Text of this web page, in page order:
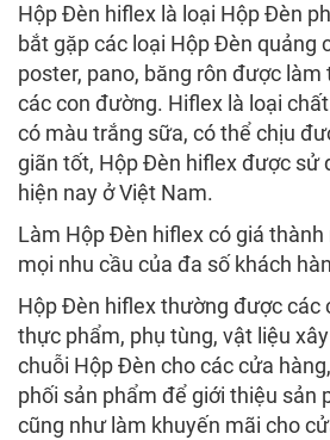
Hộp Đèn hiflex là loại Hộp Đèn
bắt gặp các loại Hộp Đèn quảng
poster, pano, băng rôn được
các con đường. Hiflex là loại
có màu trắng sữa, có thể chịu
giãn tốt, Hộp Đèn hiflex được sử
hiện nay ở Việt Nam.
Làm Hộp Đèn hiflex có giá thành
mọi nhu cầu của đa số khách
Hộp Đèn hiflex thường được các
thực phẩm, phụ tùng, vật liệu
chuỗi Hộp Đèn cho các cửa
phối sản phẩm để giới thiệu sản
cũng như làm khuyến mãi cho